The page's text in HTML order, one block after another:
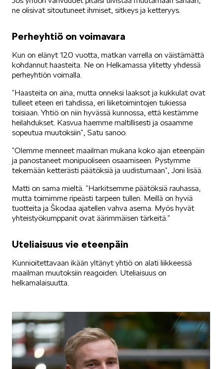
SUPERB
ENYAQ
ELROQ
EPIQ
ne olisivat sitoutuneet ihmiset, sitkeys ja ketteryys.
Perheyhtiö on voimavara
Kun on elänyt 120 vuotta, matkan varrella on väistämättä
kohdannut haasteita. Ne on Helkamassa ylitetty yhdessä
perheyhtiön voimalla.
”Haasteita on aina, mutta onneksi laaksot ja kukkulat ovat
tulleet eteen eri tahdissa, eri liiketoimintojen tukiessa
toisiaan. Yhtiö on niin hyvässä kunnossa, että kestämme
heilahdukset. Kasvua haemme maltillisesti ja osaamme
sopeutua muutoksiin”, Satu sanoo.
”Olemme menneet maailman mukana koko ajan eteenpäin
ja panostaneet monipuoliseen osaamiseen. Pystymme
tekemään ketterästi päätöksiä ja uudistumaan”, Joni lisää.
Matti on sama mieltä. ”Harkitsemme päätöksiä rauhassa,
mutta toimimme ripeästi tarpeen tullen. Meillä on hyviä
tuotteita ja Škodaa ajatellen vahva asema. Myös hyvät
yhteistyökumppanit ovat äärimmäisen tärkeitä.”
Uteliaisuus vie eteenpäin
Kunnioitettavaan ikään yltänyt yhtiö on alati liikkeessä
maailman muutoksiin reagoiden. Uteliaisuus on
helkamalaisuutta.